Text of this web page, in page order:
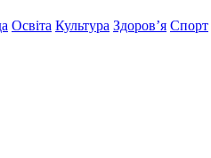
Освіта Культура Здоров’я Спорт